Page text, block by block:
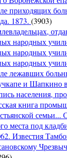
1873. (3903)
народных
народных
народных
и Шапкино в
населения,
книга
семьи...
места под
Известия